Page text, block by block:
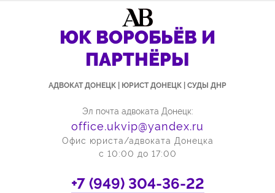
ЮК ВОРОБЬЁВ И
ПАРТНЁРЫ
АДВОКАТ ДОНЕЦК | ЮРИСТ ДОНЕЦК | СУДЫ ДНР
Эл почта адвоката Донецк:
office.ukvip@yandex.ru
Офис юриста/адвоката Донецка
с 10:00 до 17:00
+7 (949) 304-36-22